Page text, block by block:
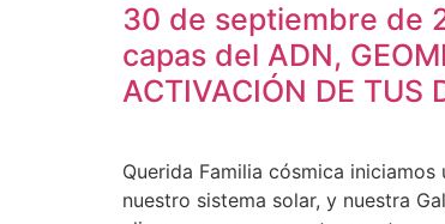
30 de septiembre de
capas del ADN,
ACTIVACIÓN DE TUS
Querida Familia cósmica
nuestro sistema solar, y nuestra